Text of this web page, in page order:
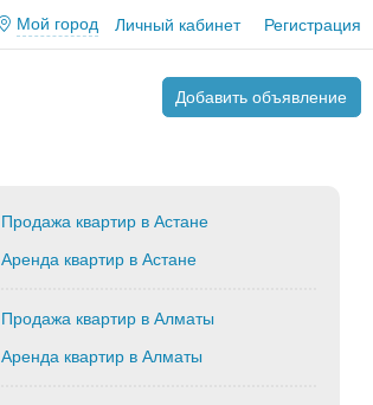
Мой город Личный кабинет Регистрация
Добавить объявление
Продажа квартир в Астане
Аренда квартир в Астане
Продажа квартир в Алматы
Аренда квартир в Алматы